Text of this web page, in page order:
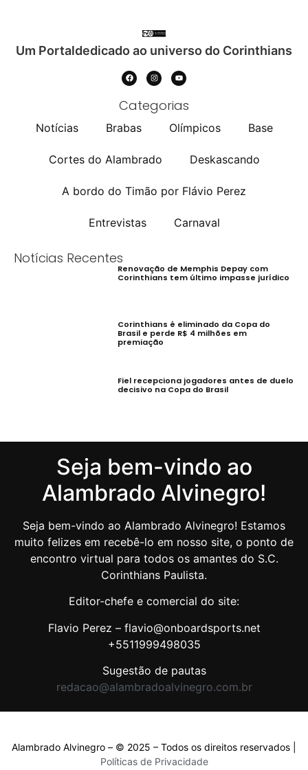
Um Portaldedicado ao universo do Corinthians
Categorias
Notícias Brabas Olímpicos Base
Cortes do Alambrado Deskascando
A bordo do Timão por Flávio Perez
Entrevistas Carnaval
Notícias Recentes
Renovação de Memphis Depay com
Corinthians tem último impasse jurídico
Corinthians é eliminado da Copa do
Brasil e perde R$ 4 milhões em
premiação
Fiel recepciona jogadores antes de duelo
decisivo na Copa do Brasil
Seja bem-vindo ao
Alambrado Alvinegro!
Seja bem-vindo ao Alambrado Alvinegro! Estamos
muito felizes em recebê-lo em nosso site, o ponto de
encontro virtual para todos os amantes do S.C.
Corinthians Paulista.
Editor-chefe e comercial do site:
Flavio Perez – flavio@onboardsports.net
+5511999498035
Sugestão de pautas
redacao@alambradoalvinegro.com.br
Alambrado Alvinegro – © 2025 – Todos os direitos reservados |
Políticas de Privacidade